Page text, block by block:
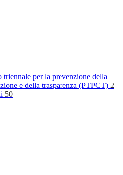
triennale per la prevenzione della
e della trasparenza (PTPCT) 2
50